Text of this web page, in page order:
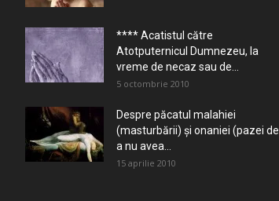
**** Acatistul către
Atotputernicul Dumnezeu, la
vreme de necaz sau de...
5 octombrie 2010
Despre păcatul malahiei
(masturbării) şi onaniei (pazei de
a nu avea...
15 aprilie 2010